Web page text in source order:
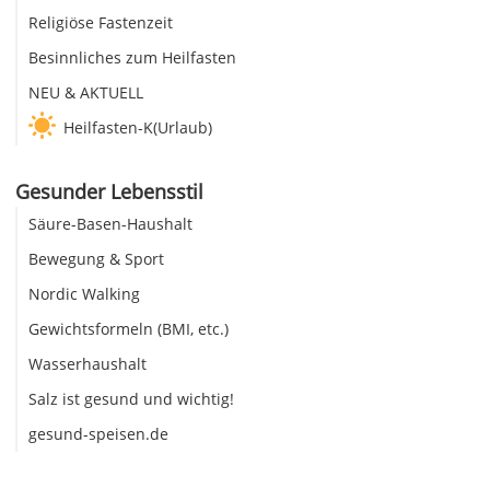
Religiöse Fastenzeit
Besinnliches zum Heilfasten
NEU & AKTUELL
Heilfasten-K(Urlaub)
Gesunder Lebensstil
Säure-Basen-Haushalt
Bewegung & Sport
Nordic Walking
Gewichtsformeln (BMI, etc.)
Wasserhaushalt
Salz ist gesund und wichtig!
gesund-speisen.de